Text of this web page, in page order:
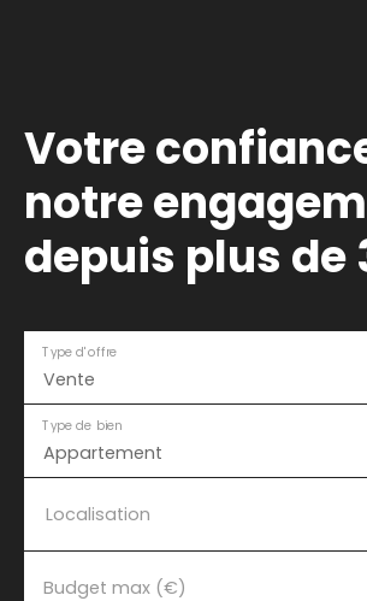
Votre
notre
depuis plus de
Vente
Type d'offre
Appartement
Type de bien
Localisation
Budget max (€)